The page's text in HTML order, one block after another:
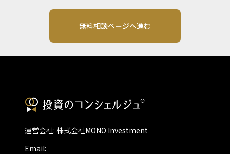
無料相談ページへ進む
運営会社: 株式会社MONO Investment
Email: